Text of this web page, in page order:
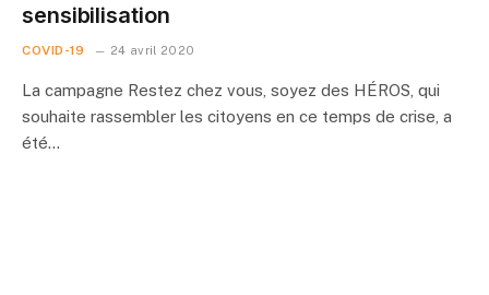
sensibilisation
COVID-19 24 avril 2020
La campagne Restez chez vous, soyez des HÉROS, qui
souhaite rassembler les citoyens en ce temps de crise, a
été…